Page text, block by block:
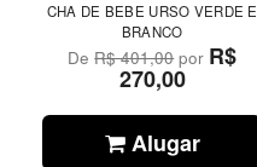
CHA DE BEBE URSO VERDE E
BRANCO
DeR$ 401,00por R$
270,00
Alugar